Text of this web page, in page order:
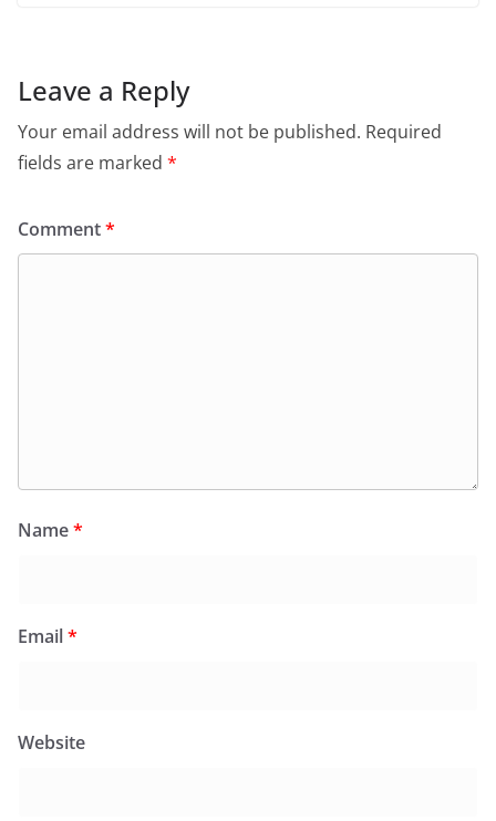
Leave a Reply
Your email address will not be published. Required
fields are marked *
Comment*
Name*
Email*
Website